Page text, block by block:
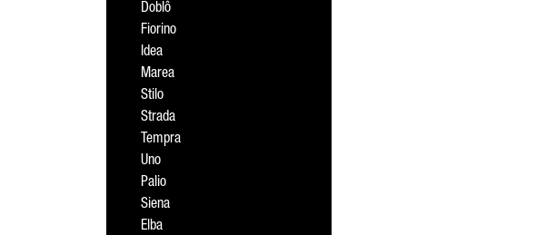
Doblô
Fiorino
Idea
Marea
Stilo
Strada
Tempra
Uno
Palio
Siena
Elba